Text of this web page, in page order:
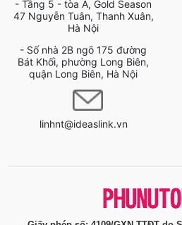
- Tầng 5 - tòa A, Gold Season
47 Nguyễn Tuân, Thanh Xuân,
Hà Nội
- Số nhà 2B ngõ 175 đường
Bát Khối, phường Long Biên,
quận Long Biên, Hà Nội
linhnt@ideaslink.vn